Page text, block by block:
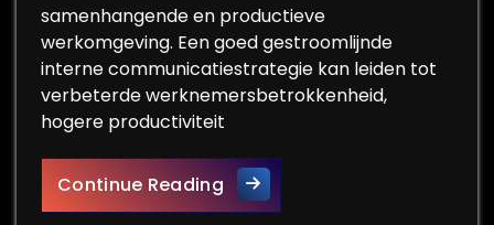
samenhangende en productieve
werkomgeving. Een goed gestroomlijnde
interne communicatiestrategie kan leiden tot
verbeterde werknemersbetrokkenheid,
hogere productiviteit
Continue ReadingHet Belang van Onderzoek